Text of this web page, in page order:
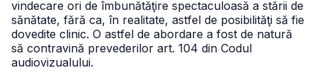
vindecare ori de îmbunătăţire spectaculoasă a stării de
sănătate, fără ca, în realitate, astfel de posibilităţi să fie
dovedite clinic. O astfel de abordare a fost de natură
să contravină prevederilor art. 104 din Codul
audiovizualului.